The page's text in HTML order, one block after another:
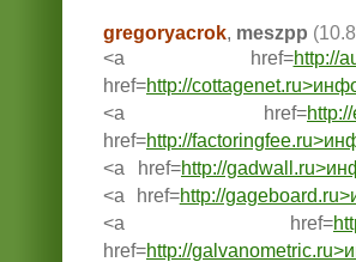
gregoryacrok, meszpp
<a href=http://
href=http://
<a href=
href=http://
<a href=http://
<a href=http://
<a href=
href=http://